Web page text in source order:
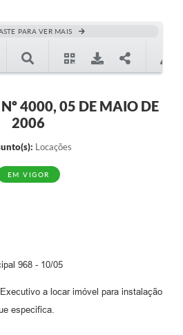
de Direito -
PARA VER MAIS
4000, 05 DE MAIO DE
2006
Locações
EM VIGOR
968 - 10/05
a locar imóvel para instalação
especifica.